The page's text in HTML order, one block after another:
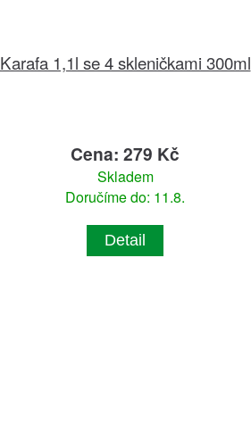
Karafa 1,1l se 4 skleničkami 300ml
Cena: 279 Kč
Skladem
Doručíme do: 11.8.
Detail